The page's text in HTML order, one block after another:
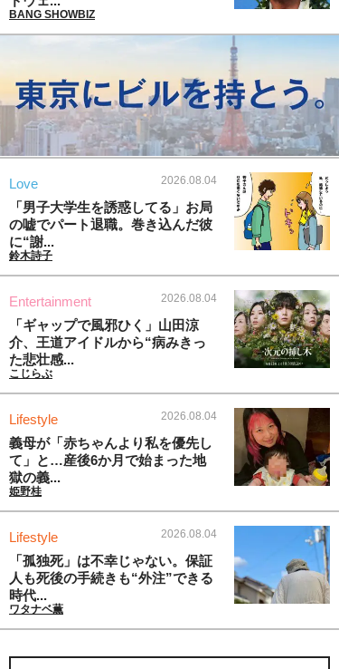
BANG SHOWBIZ
Love 2026.08.04
「男子大学生を誘惑してる」お局
の嘘でパート退職。巻き込んだ彼
に“謝...
鈴木詩子
Entertainment 2026.08.04
「ギャップで風邪ひく」山田涼
介、王道アイドルから“病みきっ
た悲壮感...
こじらぶ
Lifestyle 2026.08.04
義母が「赤ちゃんより私を優先し
て」と…産後6か月で始まった地
獄の義...
姫野桂
Lifestyle 2026.08.04
「孤独死」は不幸じゃない。保証
人も死後の手続きも“外注”できる
時代...
ワタナベ薫